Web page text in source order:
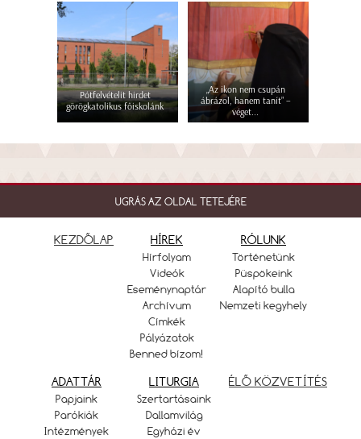
Pótfelvételit hirdet
görögkatolikus főiskolánk
„Az ikon nem csupán
ábrázol, hanem tanít” –
véget...
UGRÁS AZ OLDAL TETEJÉRE
KEZDŐLAP HÍREK
Hírfolyam
Videók
Eseménynaptár
Archívum
Címkék
Pályázatok
Benned bízom!
RÓLUNK
Történetünk
Püspökeink
Alapító bulla
Nemzeti kegyhely
ADATTÁR
Papjaink
Parókiák
Intézmények
LITURGIA
Szertartásaink
Dallamvilág
Egyházi év
ÉLŐ KÖZVETÍTÉS